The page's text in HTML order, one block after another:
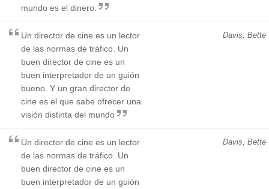
mundo es el dinero.
Davis, Bette
Un director de cine es un lector
de las normas de tráfico. Un
buen director de cine es un
buen interpretador de un guión
bueno. Y un gran director de
cine es el que sabe ofrecer una
visión distinta del mundo
Davis, Bette
Un director de cine es un lector
de las normas de tráfico. Un
buen director de cine es un
buen interpretador de un guión